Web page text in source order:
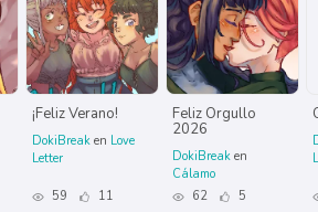
¡Feliz Verano!
DokiBreak en Love
Letter
59 11
Feliz Orgullo
2026
DokiBreak en
Cálamo
62
5